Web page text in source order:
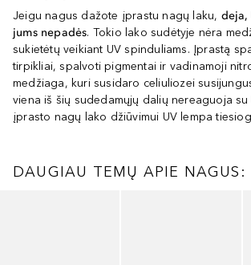
Jeigu nagus dažote įprastu nagų laku, deja,
jums nepadės. Tokio lako sudėtyje nėra
sukietėtų veikiant UV spinduliams. Įprastą
tirpikliai, spalvoti pigmentai ir vadinamoji
medžiaga, kuri susidaro celiuliozei
viena iš šių sudedamųjų dalių nereaguoja su
įprasto nagų lako džiūvimui UV lempa
DAUGIAU TEMŲ APIE NAGUS: